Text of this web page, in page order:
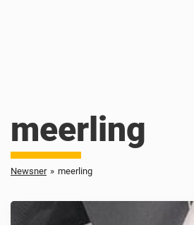
meerling
Newsner » meerling